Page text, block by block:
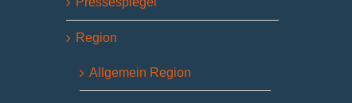
Region
Allgemein Region